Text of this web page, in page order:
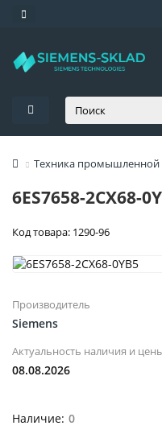
Техника промышленной
6ES7658-2CX68-
Код товара: 1290-96
Производитель
Siemens
Актуальность наличия и
08.08.2026
0